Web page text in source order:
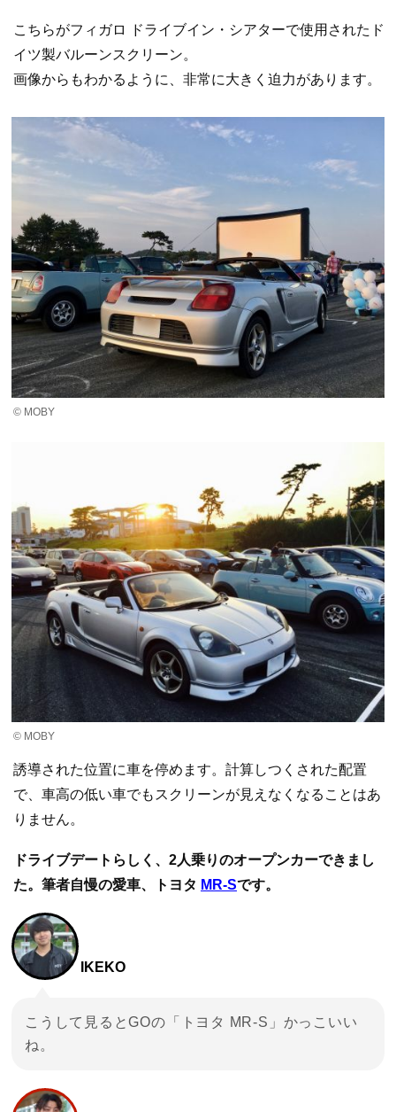
こちらがフィガロ ドライブイン・シアターで使用されたド
イツ製バルーンスクリーン。
画像からもわかるように、非常に大きく迫力があります。
© MOBY
© MOBY
誘導された位置に車を停めます。計算しつくされた配置
で、車高の低い車でもスクリーンが見えなくなることはあ
りません。
ドライブデートらしく、2人乗りのオープンカーできまし
た。筆者自慢の愛車、トヨタ MR-Sです。
IKEKO
こうして見るとGOの「トヨタ MR-S」かっこいい
ね。